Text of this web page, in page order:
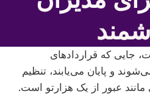
جایی که قراردادهای
و پایان می‌یابند، تنظیم
عبور از یک هزارتو است.